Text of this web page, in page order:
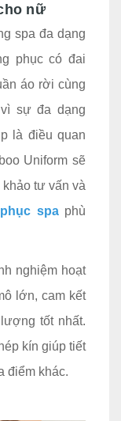
nữ
spa đa dạng
phục có đai
áo rời cùng
sự đa dạng
là điều quan
Uniform sẽ
khảo tư vấn và
spaphù
nghiệm hoạt
lớn, cam kết
tốt nhất.
kín giúp tiết
điểm khác.